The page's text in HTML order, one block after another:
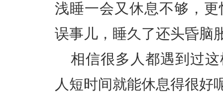
浅睡一会又休息不够，
误事儿，睡久了还头昏脑
相信很多人都遇到过
人短时间就能休息得很好